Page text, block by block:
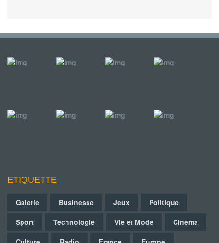
ETIQUETTE
Galerie Businesse Jeux
Politique
Sport
Technologie Vie et Mode
Cinema